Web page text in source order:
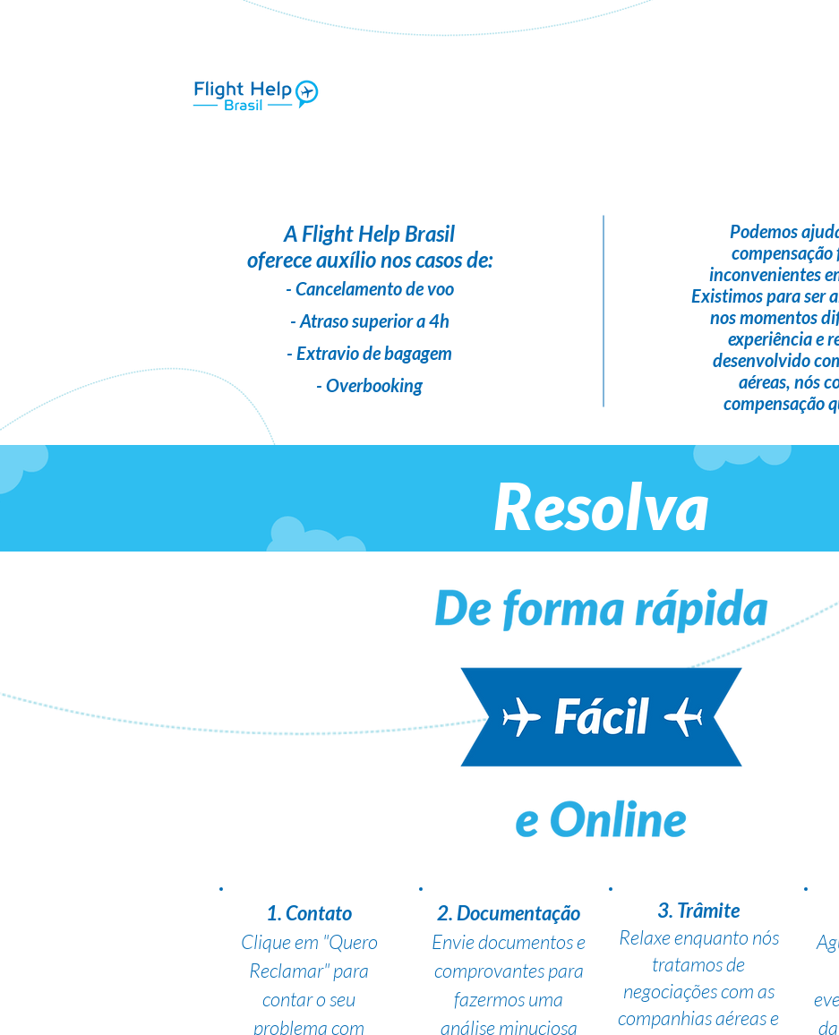
A Flight Help Brasil
oferece auxílio nos casos de:
- Cancelamento de voo
- Atraso superior a 4h
- Extravio de bagagem
- Overbooking
Podemos
inconvenientes
Existimos para ser
nos momentos
experiência e
desenvolvido
aéreas, nós
compensação
Resolva
1. Contato
Clique em "Quero
Reclamar" para
contar o seu
problema com
2. Documentação
Envie documentos e
comprovantes para
fazermos uma
análise minuciosa
3. Trâmite
Relaxe enquanto nós
tratamos de
negociações com as
companhias aéreas e